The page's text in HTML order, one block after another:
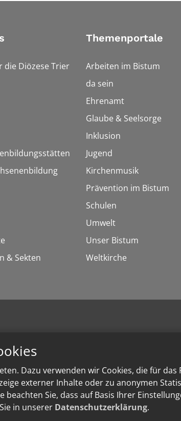
Dazu verwenden wir Cookies, die für
externer Inhalte oder zu anonymen
beachten Sie, dass auf Basis Ihrer
in unserer Datenschutzerklärung.
die Diözese Trier
& Sekten
Themenportale
Arbeiten im Bistum
da sein
Ehrenamt
Glaube & Seelsorge
Inklusion
Jugend
Kirchenmusik
Prävention im Bistum
Schulen
Umwelt
Unser Bistum
Weltkirche